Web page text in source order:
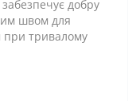
добру
швом для
при тривалому